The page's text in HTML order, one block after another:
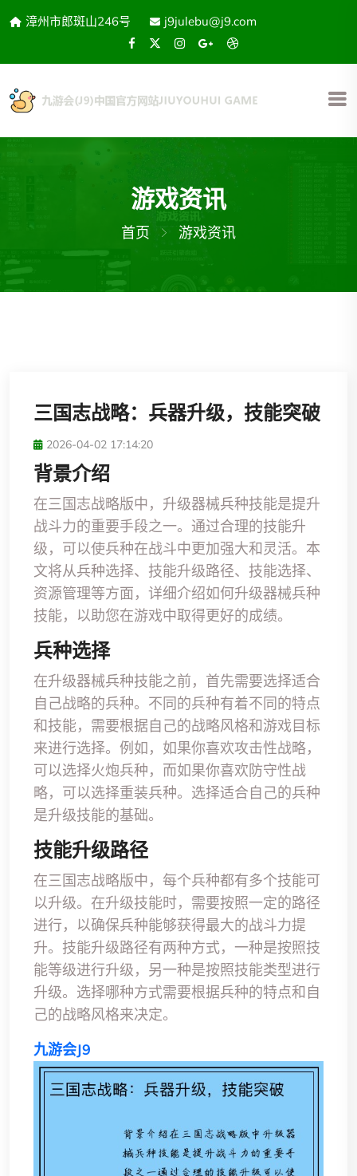
漳州市郎斑山246号 j9julebu@j9.com
游戏资讯
首页 游戏资讯
三国志战略：兵器升级，技能突破
2026-04-02 17:14:20
背景介绍
在三国志战略版中，升级器械兵种技能是提升
战斗力的重要手段之一。通过合理的技能升
级，可以使兵种在战斗中更加强大和灵活。本
文将从兵种选择、技能升级路径、技能选择、
资源管理等方面，详细介绍如何升级器械兵种
技能，以助您在游戏中取得更好的成绩。
兵种选择
在升级器械兵种技能之前，首先需要选择适合
自己战略的兵种。不同的兵种有着不同的特点
和技能，需要根据自己的战略风格和游戏目标
来进行选择。例如，如果你喜欢攻击性战略，
可以选择火炮兵种，而如果你喜欢防守性战
略，可以选择重装兵种。选择适合自己的兵种
是升级技能的基础。
技能升级路径
在三国志战略版中，每个兵种都有多个技能可
以升级。在升级技能时，需要按照一定的路径
进行，以确保兵种能够获得最大的战斗力提
升。技能升级路径有两种方式，一种是按照技
能等级进行升级，另一种是按照技能类型进行
升级。选择哪种方式需要根据兵种的特点和自
己的战略风格来决定。
九游会J9